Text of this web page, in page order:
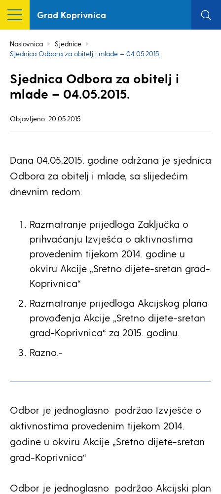
Grad Koprivnica
Naslovnica
Sjednice
Sjednica Odbora za obitelj i mlade – 04.05.2015.
Sjednica Odbora za obitelj i
mlade – 04.05.2015.
Objavljeno: 20.05.2015.
Dana 04.05.2015. godine održana je sjednica
Odbora za obitelj i mlade, sa slijedećim
dnevnim redom:
Razmatranje prijedloga Zaključka o
prihvaćanju Izvješća o aktivnostima
provedenim tijekom 2014. godine u
okviru Akcije „Sretno dijete-sretan grad-
Koprivnica“
Razmatranje prijedloga Akcijskog plana
provođenja Akcije „Sretno dijete-sretan
grad-Koprivnica“ za 2015. godinu.
Razno.-
Odbor je jednoglasno podržao Izvješće o
aktivnostima provedenim tijekom 2014.
godine u okviru Akcije „Sretno dijete-sretan
grad-Koprivnica“
Odbor je jednoglasno podržao Akcijski plan